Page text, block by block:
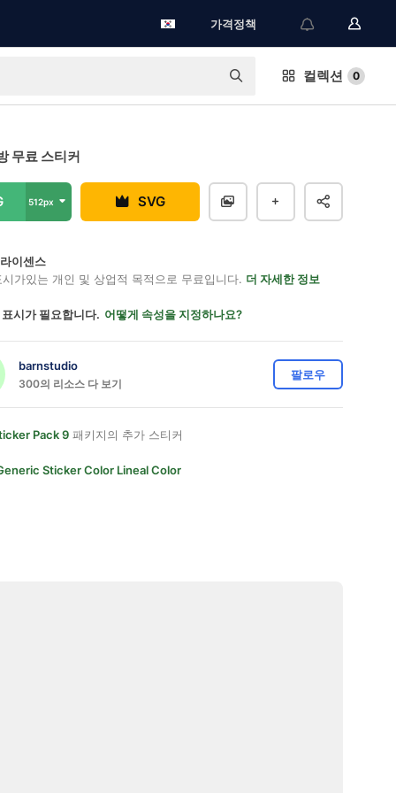
가격정책
컬렉션 0
무료 스티커
512px SVG
이센스
가있는 개인 및 상업적 목적으로 무료입니다. 더 자세한 정보
시가 필요합니다. 어떻게 속성을 지정하나요?
barnstudio
300의 리소스 다 보기
팔로우
Pack 9 패키지의 추가 스티커
Sticker Color Lineal Color